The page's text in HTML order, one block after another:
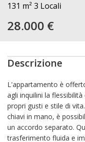
131 m² 3 Locali
28.000 €
Descrizione
L'appartamento è
agli inquilini la
propri gusti e stile di
chiavi in mano, è
un accordo separato.
trasferimento fluida e